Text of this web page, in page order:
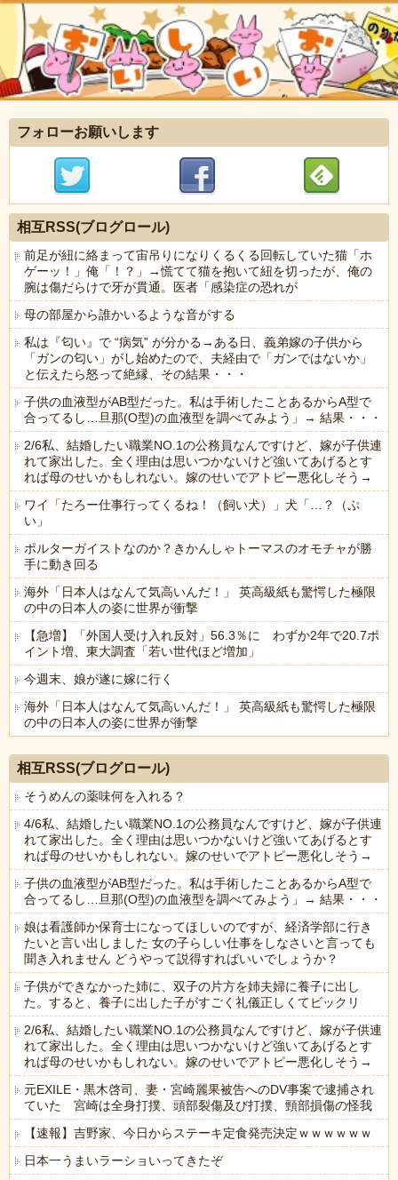
フォローお願いします
相互RSS(ブログロール)
前足が紐に絡まって宙吊りになりくるくる回転していた猫「ホ
ゲーッ！」俺「！？」→慌てて猫を抱いて紐を切ったが、俺の
腕は傷だらけで牙が貫通。医者「感染症の恐れが
母の部屋から誰かいるような音がする
私は『匂い』で “病気” が分かる→ある日、義弟嫁の子供から
「ガンの匂い」がし始めたので、夫経由で「ガンではないか」
と伝えたら怒って絶縁、その結果・・・
子供の血液型がAB型だった。私は手術したことあるからA型で
合ってるし…旦那(O型)の血液型を調べてみよう」→ 結果・・・
2/6私、結婚したい職業NO.1の公務員なんですけど、嫁が子供連
れて家出した。全く理由は思いつかないけど強いてあげるとす
れば母のせいかもしれない。嫁のせいでアトピー悪化しそう→
ワイ「たろー仕事行ってくるね！（飼い犬）」犬「…？（ぷ
い」
ポルターガイストなのか？きかんしゃトーマスのオモチャが勝
手に動き回る
海外「日本人はなんて気高いんだ！」 英高級紙も驚愕した極限
の中の日本人の姿に世界が衝撃
【急増】「外国人受け入れ反対」56.3％に わずか2年で20.7ポ
イント増、東大調査「若い世代ほど増加」
今週末、娘が遂に嫁に行く
海外「日本人はなんて気高いんだ！」 英高級紙も驚愕した極限
の中の日本人の姿に世界が衝撃
相互RSS(ブログロール)
そうめんの薬味何を入れる？
4/6私、結婚したい職業NO.1の公務員なんですけど、嫁が子供連
れて家出した。全く理由は思いつかないけど強いてあげるとす
れば母のせいかもしれない。嫁のせいでアトピー悪化しそう→
子供の血液型がAB型だった。私は手術したことあるからA型で
合ってるし…旦那(O型)の血液型を調べてみよう」→ 結果・・・
娘は看護師か保育士になってほしいのですが、経済学部に行き
たいと言い出しました 女の子らしい仕事をしなさいと言っても
聞き入れません どうやって説得すればいいでしょうか？
子供ができなかった姉に、双子の片方を姉夫婦に養子に出し
た。すると、養子に出した子がすごく礼儀正しくてビックリ
2/6私、結婚したい職業NO.1の公務員なんですけど、嫁が子供連
れて家出した。全く理由は思いつかないけど強いてあげるとす
れば母のせいかもしれない。嫁のせいでアトピー悪化しそう→
元EXILE・黒木啓司、妻・宮崎麗果被告へのDV事案で逮捕され
ていた 宮崎は全身打撲、頭部裂傷及び打撲、頸部損傷の怪我
【速報】吉野家、今日からステーキ定食発売決定ｗｗｗｗｗｗ
日本一うまいラーショいってきたぞ